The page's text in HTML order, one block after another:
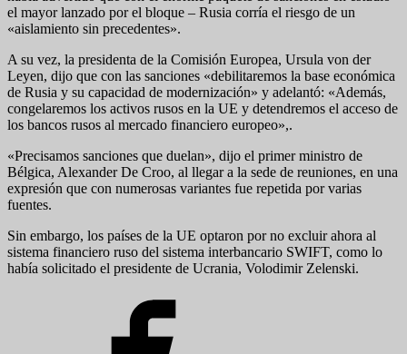
el mayor lanzado por el bloque – Rusia corría el riesgo de un
«aislamiento sin precedentes».
A su vez, la presidenta de la Comisión Europea, Ursula von der
Leyen, dijo que con las sanciones «debilitaremos la base económica
de Rusia y su capacidad de modernización» y adelantó: «Además,
congelaremos los activos rusos en la UE y detendremos el acceso de
los bancos rusos al mercado financiero europeo»,.
«Precisamos sanciones que duelan», dijo el primer ministro de
Bélgica, Alexander De Croo, al llegar a la sede de reuniones, en una
expresión que con numerosas variantes fue repetida por varias
fuentes.
Sin embargo, los países de la UE optaron por no excluir ahora al
sistema financiero ruso del sistema interbancario SWIFT, como lo
había solicitado el presidente de Ucrania, Volodimir Zelenski.